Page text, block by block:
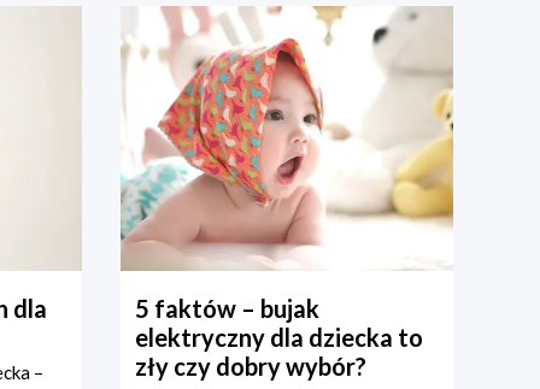
dla
–
5 faktów – bujak
elektryczny dla dziecka to
zły czy dobry wybór?